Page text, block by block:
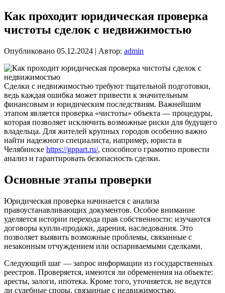
Как проходит юридическая проверка
чистоты сделок с недвижимостью
Опубликовано 05.12.2024 | Автор: admin
Сделки с недвижимостью требуют тщательной подготовки,
ведь каждая ошибка может привести к значительным
финансовым и юридическим последствиям. Важнейшим
этапом является проверка «чистоты» объекта — процедуры,
которая позволяет исключить возможные риски для будущего
владельца. Для жителей крупных городов особенно важно
найти надежного специалиста, например, юриста в
Челябинске https://gppart.ru/, способного грамотно провести
анализ и гарантировать безопасность сделки.
Основные этапы проверки
Юридическая проверка начинается с анализа
правоустанавливающих документов. Особое внимание
уделяется истории перехода прав собственности: изучаются
договоры купли-продажи, дарения, наследования. Это
позволяет выявить возможные проблемы, связанные с
незаконным отчуждением или оспариваемыми сделками.
Следующий шаг — запрос информации из государственных
реестров. Проверяется, имеются ли обременения на объекте:
аресты, залоги, ипотека. Кроме того, уточняется, не ведутся
ли судебные споры, связанные с недвижимостью.